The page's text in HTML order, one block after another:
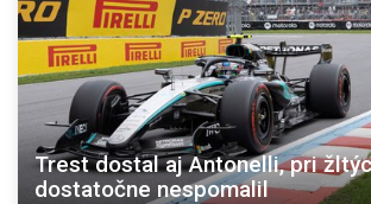
Trest dostal aj Antonelli, pri
dostatočne nespomalil